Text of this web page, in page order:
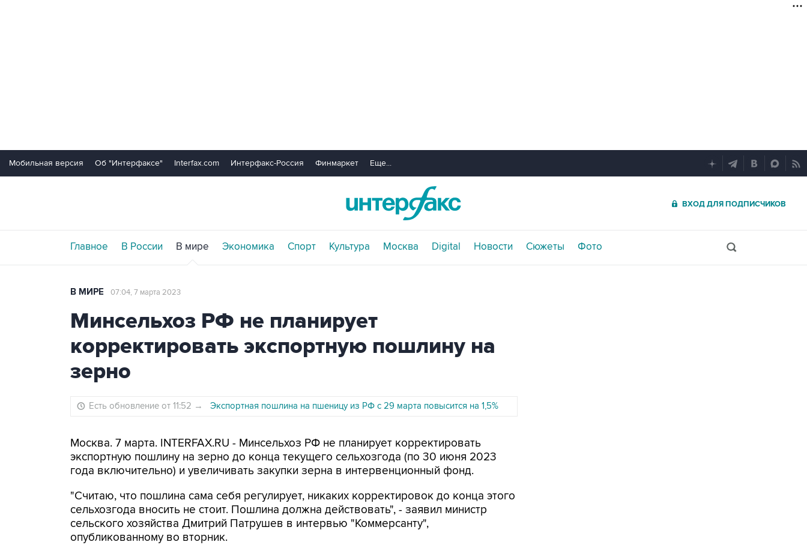
Мобильная версия Об "Интерфаксе" Interfax.com Интерфакс-Россия Финмаркет Еще...
ВХОД ДЛЯ ПОДПИСЧИКОВ
Главное В России В мире Экономика Спорт Культура Москва Digital Новости Сюжеты Фото
В МИРЕ 07:04, 7 марта 2023
Минсельхоз РФ не планирует
корректировать экспортную пошлину на
зерно
Есть обновление от 11:52 → Экспортная пошлина на пшеницу из РФ с 29 марта повысится на 1,5%
Москва. 7 марта. INTERFAX.RU - Минсельхоз РФ не планирует корректировать
экспортную пошлину на зерно до конца текущего сельхозгода (по 30 июня 2023
года включительно) и увеличивать закупки зерна в интервенционный фонд.
"Считаю, что пошлина сама себя регулирует, никаких корректировок до конца этого
сельхозгода вносить не стоит. Пошлина должна действовать", - заявил министр
сельского хозяйства Дмитрий Патрушев в интервью "Коммерсанту",
опубликованному во вторник.